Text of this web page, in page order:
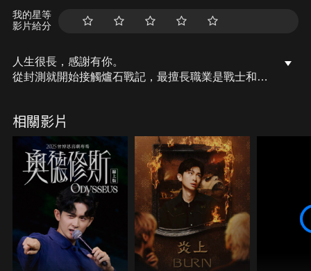
我的星等
影片給分
人生很長，感謝有你。
從封測就開始接觸爐石戰記，最擅長職業是戰士和牧
醒。
從陰暗幽霾的蛇界森林甦醒吧， 趁此良機，莫再猶
豫，恭請蛇界至尊雙飛寶典！
OSkomodo 還不一起加入蛇教跟著教主一起前進!
相關影片